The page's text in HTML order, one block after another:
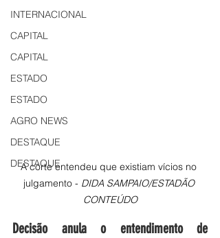
INTERNACIONAL
CAPITAL
CAPITAL
ESTADO
ESTADO
AGRO NEWS
DESTAQUE
DESTAQUE
A corte entendeu que existiam vícios no
julgamento - DIDA SAMPAIO/ESTADÃO
CONTEÚDO
Decisão anula o entendimento de